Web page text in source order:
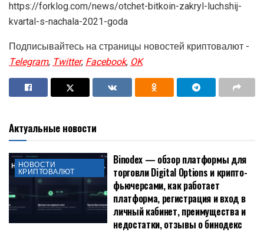
https://forklog.com/news/otchet-bitkoin-zakryl-luchshij-
kvartal-s-nachala-2021-goda
Подписывайтесь на страницы новостей криптовалют -
Telegram,Twitter,Facebook,OK
Актуальные новости
НОВОСТИ
КРИПТОВАЛЮТ
Binodex — обзор платформы для
торговли Digital Options и крипто-
фьючерсами, как работает
платформа, регистрация и вход в
личный кабинет, преимущества и
недостатки, отзывы о бинодекс